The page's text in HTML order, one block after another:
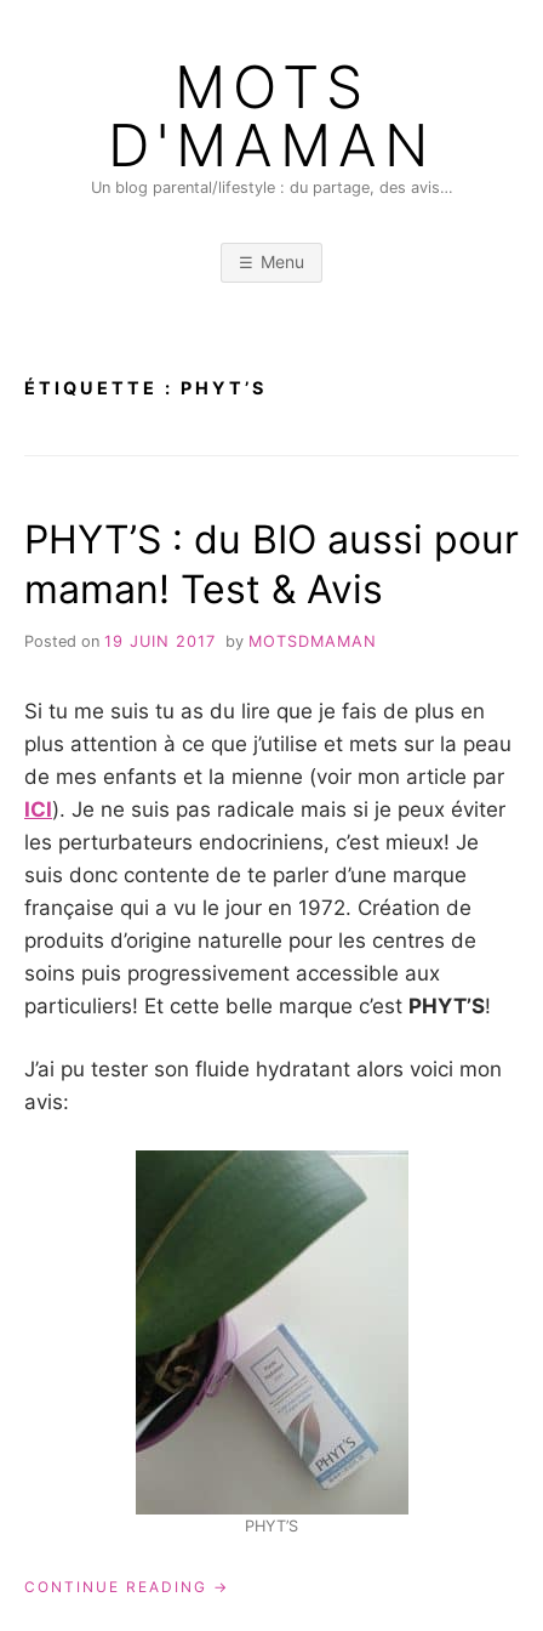
MOTS
D'MAMAN
Un blog parental/lifestyle : du partage, des avis…
Menu
ÉTIQUETTE : PHYT’S
PHYT’S : du BIO aussi pour
maman! Test & Avis
Posted on 19 JUIN 2017 by MOTSDMAMAN
Si tu me suis tu as du lire que je fais de plus en
plus attention à ce que j’utilise et mets sur la peau
de mes enfants et la mienne (voir mon article par
ICI). Je ne suis pas radicale mais si je peux éviter
les perturbateurs endocriniens, c’est mieux! Je
suis donc contente de te parler d’une marque
française qui a vu le jour en 1972. Création de
produits d’origine naturelle pour les centres de
soins puis progressivement accessible aux
particuliers! Et cette belle marque c’est PHYT’S!
J’ai pu tester son fluide hydratant alors voici mon
avis:
PHYT’S
CONTINUE READING « PHYT’S